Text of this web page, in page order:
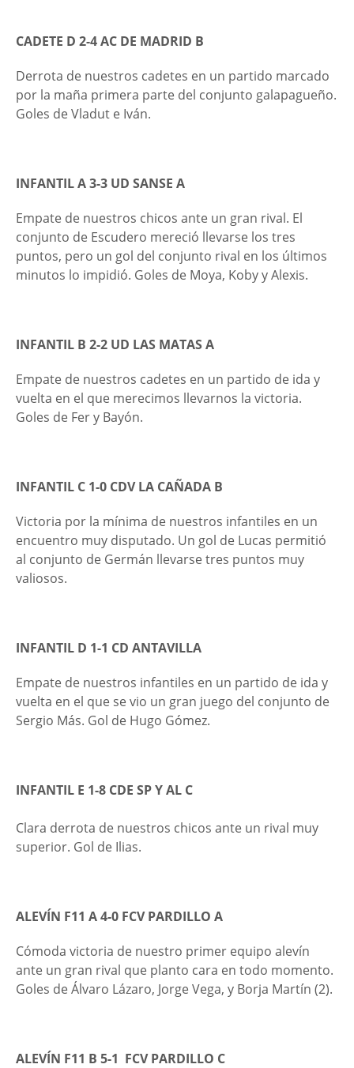
CADETE D 2-4 AC DE MADRID B
Derrota de nuestros cadetes en un partido marcado
por la maña primera parte del conjunto galapagueño.
Goles de Vladut e Iván.
INFANTIL A 3-3 UD SANSE A
Empate de nuestros chicos ante un gran rival. El
conjunto de Escudero mereció llevarse los tres
puntos, pero un gol del conjunto rival en los últimos
minutos lo impidió. Goles de Moya, Koby y Alexis.
INFANTIL B 2-2 UD LAS MATAS A
Empate de nuestros cadetes en un partido de ida y
vuelta en el que merecimos llevarnos la victoria.
Goles de Fer y Bayón.
INFANTIL C 1-0 CDV LA CAÑADA B
Victoria por la mínima de nuestros infantiles en un
encuentro muy disputado. Un gol de Lucas permitió
al conjunto de Germán llevarse tres puntos muy
valiosos.
INFANTIL D 1-1 CD ANTAVILLA
Empate de nuestros infantiles en un partido de ida y
vuelta en el que se vio un gran juego del conjunto de
Sergio Más. Gol de Hugo Gómez.
INFANTIL E 1-8 CDE SP Y AL C
Clara derrota de nuestros chicos ante un rival muy
superior. Gol de Ilias.
ALEVÍN F11 A 4-0 FCV PARDILLO A
Cómoda victoria de nuestro primer equipo alevín
ante un gran rival que planto cara en todo momento.
Goles de Álvaro Lázaro, Jorge Vega, y Borja Martín (2).
ALEVÍN F11 B 5-1 FCV PARDILLO C